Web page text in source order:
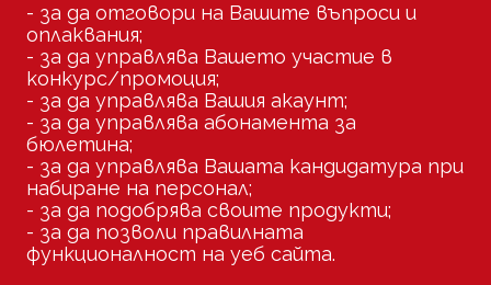
- за да отговори на Вашите въпроси и
оплаквания;
- за да управлява Вашето участие в
конкурс/промоция;
- за да управлява Вашия акаунт;
- за да управлява абонамента за
бюлетина;
- за да управлява Вашата кандидатура при
набиране на персонал;
- за да подобрява своите продукти;
- за да позволи правилната
функционалност на уеб сайта.